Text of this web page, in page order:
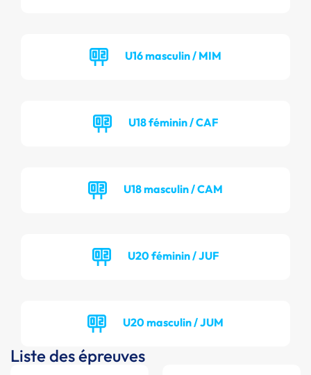
U16 masculin / MIM
U18 féminin / CAF
U18 masculin / CAM
U20 féminin / JUF
U20 masculin / JUM
Liste des épreuves